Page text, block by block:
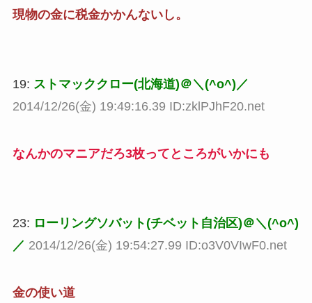
現物の金に税金かかんないし。
19: ストマッククロー(北海道)＠＼(^o^)／
2014/12/26(金) 19:49:16.39 ID:zklPJhF20.net
なんかのマニアだろ3枚ってところがいかにも
23: ローリングソバット(チベット自治区)＠＼(^o^)
／ 2014/12/26(金) 19:54:27.99 ID:o3V0VIwF0.net
金の使い道